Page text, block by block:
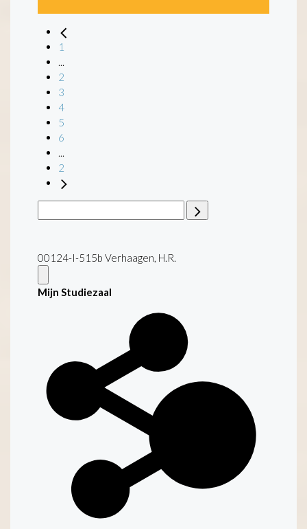
1
2
3
4
5
6
2
00124-I-515b Verhaagen, H.R.
Mijn Studiezaal